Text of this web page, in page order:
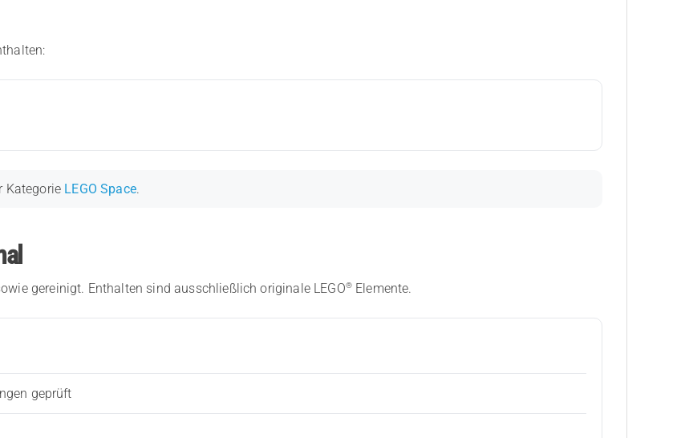
Kategorie LEGO Space.
gereinigt. Enthalten sind ausschließlich originale LEGO®Elemente.
geprüft